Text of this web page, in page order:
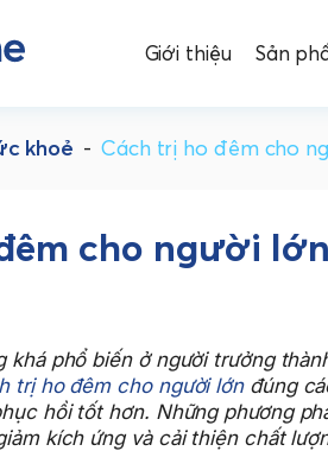
Giới thiệu Sản
khoẻ - Cách trị ho đêm cho
cho người
khá phổ biến ở người trưởng
trị ho đêm cho người lớnđúng
hồi tốt hơn. Những phương
kích ứng và cải thiện chất